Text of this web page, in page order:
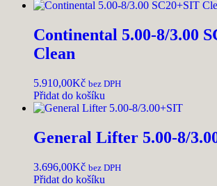
Continental 5.00-8/3.00
Clean
5.910,00Kč bez DPH
Přidat do košíku
General Lifter 5.00-8/
3.696,00Kč bez DPH
Přidat do košíku